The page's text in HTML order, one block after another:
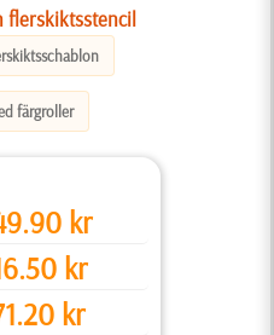
flerskiktsstencil
färgroller
kr
kr
kr